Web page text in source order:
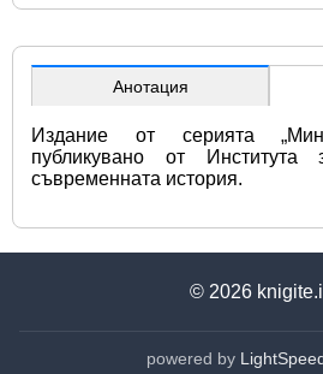
Анотация
Издание от серията
публикувано от Института
съвременната история.
© 2026
powered by